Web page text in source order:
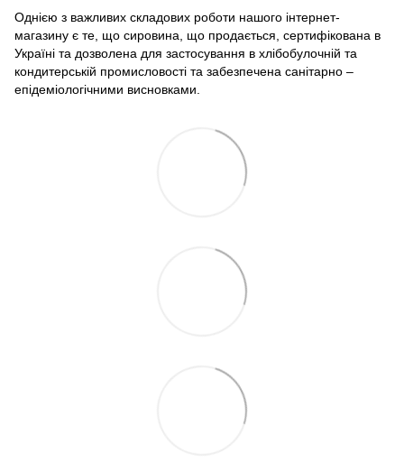
Однією з важливих складових роботи нашого інтернет-
магазину є те, що сировина, що продається, сертифікована в
Україні та дозволена для застосування в хлібобулочній та
кондитерській промисловості та забезпечена санітарно –
епідеміологічними висновками.